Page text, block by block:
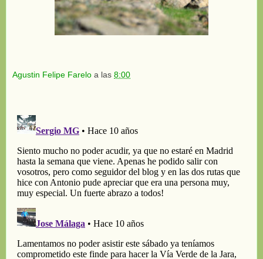
Agustin Felipe Farelo a las 8:00